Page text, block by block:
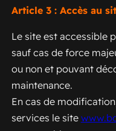
Article 3 : Accès au
Le site est accessible
sauf cas de force
ou non et pouvant
maintenance.
En cas de
services le site